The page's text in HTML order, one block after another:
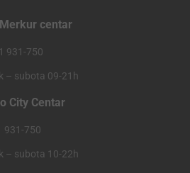
centar
931-750
– subota 09-21h
City Centar
931-750
– subota 10-22h